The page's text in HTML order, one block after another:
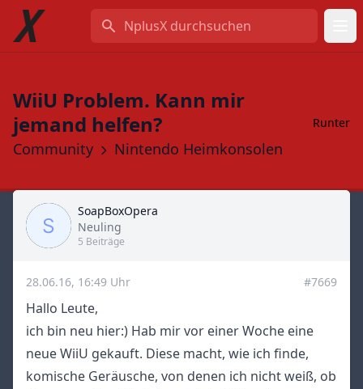
NplusX durchsuchen
WiiU Problem. Kann mir
jemand helfen?
Community Nintendo Heimkonsolen
Runter
SoapBoxOpera
Title
Neuling
5 Beiträge
28.06.16, 16:49 Uhr #7669
Hallo Leute,
ich bin neu hier:) Hab mir vor einer Woche eine
neue WiiU gekauft. Diese macht, wie ich finde,
komische Geräusche, von denen ich nicht weiß, ob